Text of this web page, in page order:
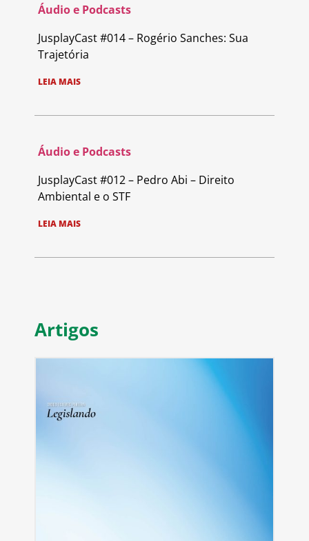
Áudio e Podcasts
JusplayCast #014 – Rogério Sanches: Sua
Trajetória
LEIA MAIS
Áudio e Podcasts
JusplayCast #012 – Pedro Abi – Direito
Ambiental e o STF
LEIA MAIS
Artigos